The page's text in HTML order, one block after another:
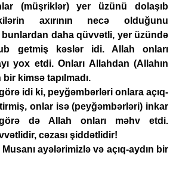
yer üzünü dolaşıb
axırının necə olduğunu
daha qüvvətli, yer üzündə
getmiş kəslər idi. Allah onları
yox etdi. Onları Allahdan (Allahın
kimsə tapılmadı.
idi ki, peyğəmbərləri onlara açıq-
onlar isə (peyğəmbərləri) inkar
də Allah onları məhv etdi.
cəzası şiddətlidir!
ayələrimizlə və açıq-aydın bir